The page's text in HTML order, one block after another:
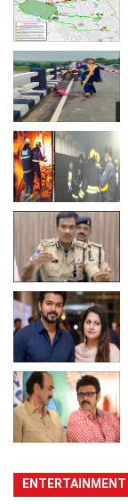
ENTERTAINMENT